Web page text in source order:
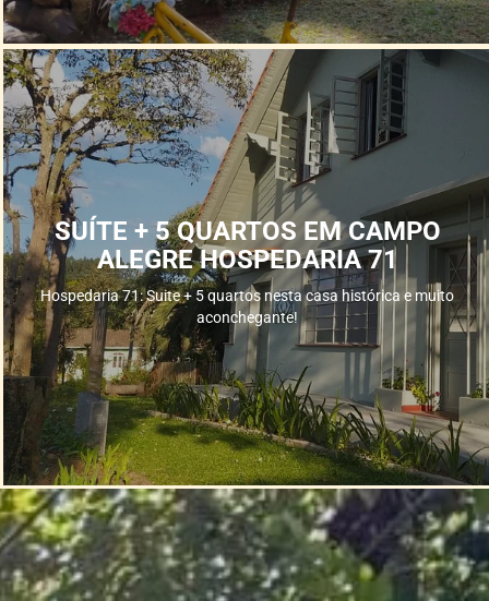
SUÍTE + 5 QUARTOS EM CAMPO
ALEGRE HOSPEDARIA 71
Hospedaria 71: Suite + 5 quartos nesta casa histórica e muito
aconchegante!